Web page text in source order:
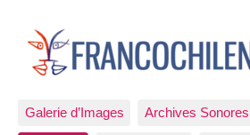
Galerie d’Images Archives Sonores